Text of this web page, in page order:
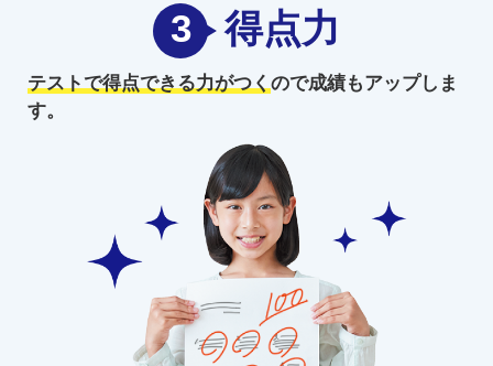
3 得点力
テストで得点できる力がつくので成績もアップしま
す。